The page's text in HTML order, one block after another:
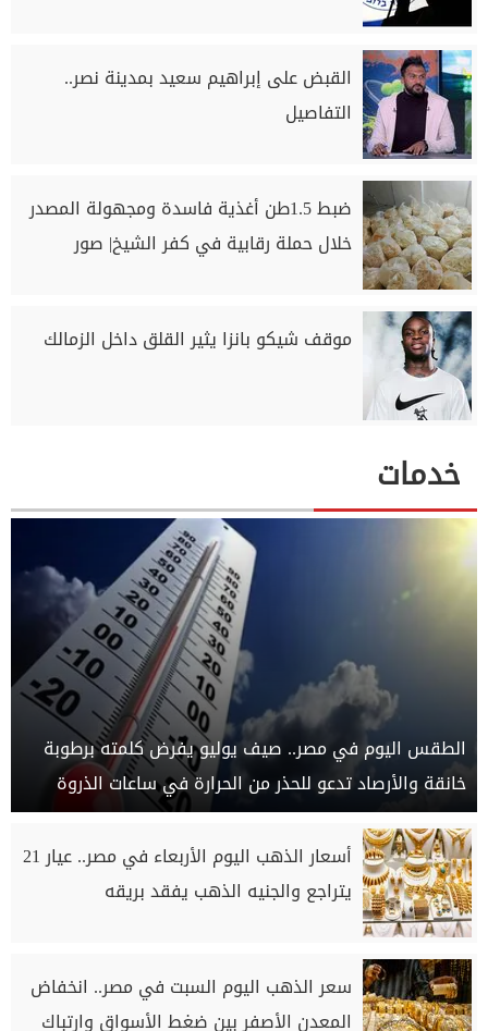
القبض على إبراهيم سعيد بمدينة نصر..
التفاصيل
ضبط 1.5طن أغذية فاسدة ومجهولة المصدر
خلال حملة رقابية في كفر الشيخ| صور
موقف شيكو بانزا يثير القلق داخل الزمالك
خدمات
الطقس اليوم في مصر.. صيف يوليو يفرض كلمته برطوبة
خانقة والأرصاد تدعو للحذر من الحرارة في ساعات الذروة
أسعار الذهب اليوم الأربعاء في مصر.. عيار 21
يتراجع والجنيه الذهب يفقد بريقه
سعر الذهب اليوم السبت في مصر.. انخفاض
المعدن الأصفر بين ضغط الأسواق وارتباك